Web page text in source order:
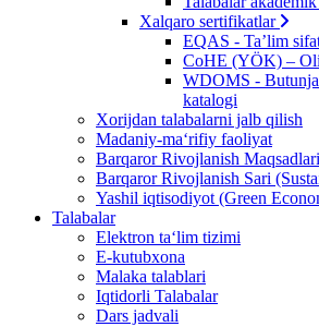
Xalqaro sertifikatlar
EQAS - Ta’lim
CoHE (YÖK) –
WDOMS -
katalogi
Xorijdan talabalarni jalb qilish
Madaniy-ma‘rifiy faoliyat
Barqaror Rivojlanish
Barqaror Rivojlanish Sari
Yashil iqtisodiyot (Green
Talabalar
Elektron ta‘lim tizimi
E-kutubxona
Malaka talablari
Iqtidorli Talabalar
Dars jadvali